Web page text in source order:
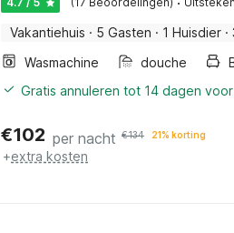
Vakantiehuis · 5 Gasten · 1 Huisdier ·
Wasmachine
douche
Gratis annuleren tot 14 dagen
€102 per nacht €134 21% korting
+extra kosten